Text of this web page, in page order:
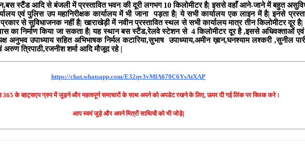
स्टैंड आदि से बंजली में प्रस्तावित भवन की दूरी लगभग 10 किलोमीटर है| इससे वहाँ आने-जाने में बहुत
एवं पुलिस उप महानिरीक्षक कार्यालय में भी जाना पड़ता है| ये सभी कार्यालय एक लाइन में है| इनसे
से सुविधाजनक नहीं है| खाराखेड़ी में नवीन प्रस्तावित स्थल से सभी कार्यालय मात्र तीन किलोमीटर दूर है|
का निर्माण किया जा सकता है| यह स्थान बस स्टैंड,रेलवे स्टेशन से 4 किलोमीटर दूर है ,इससे अधिवक्ताओं एवं
अनुभव उपाध्याय सहित अभिभाषक निर्मल कटारिया,सुभाष उपाध्याय,अमीन ख़ान,घनश्याम लश्करी ,सुनील
अरुण त्रिपाठी,रजनीश शर्मा आदि मौजूद रहे |
https://chat.whatsapp.com/E32qv3vMfA670C6YsAtXAP
365 के व्हाट्सएप ग्रुप में जुड़ने और महत्वपूर्ण समाचारों के साथ अपने को अपडेट रखने के लिए, ऊपर दी गई लिंक पर क्लिक करे।
आप स्वयं जुड़े और अपने मित्रों साथियों को भी जोड़े|